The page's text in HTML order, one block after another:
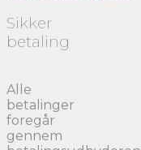
Sikker
betaling
Alle
betalinger
foregår
gennem